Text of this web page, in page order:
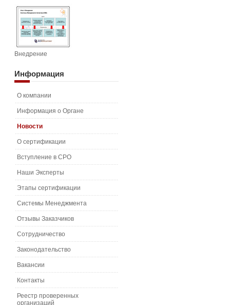
Внедрение
Информация
О компании
Информация о Органе
Новости
О сертификации
Вступление в СРО
Наши Эксперты
Этапы сертификации
Системы Менеджмента
Отзывы Заказчиков
Сотрудничество
Законодательство
Вакансии
Контакты
Реестр проверенных
организаций